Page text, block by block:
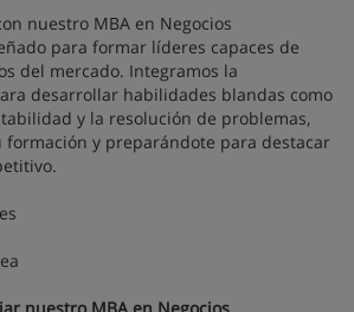
nuestro MBA en Negocios
para formar líderes capaces de
del mercado. Integramos la
desarrollar habilidades blandas como
y la resolución de problemas,
y preparándote para destacar